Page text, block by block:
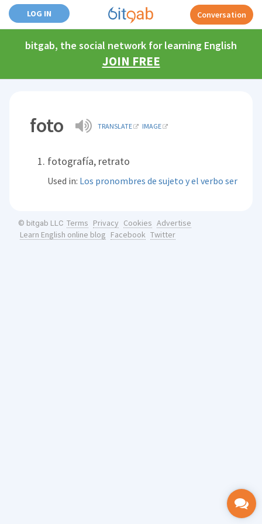
LOG IN Conversation
bitgab, the social network for learning English
JOIN FREE
foto TRANSLATE IMAGE
fotografía, retrato
Used in: Los pronombres de sujeto y el verbo ser
© bitgab LLC Terms Privacy Cookies Advertise
Learn English online blog Facebook Twitter